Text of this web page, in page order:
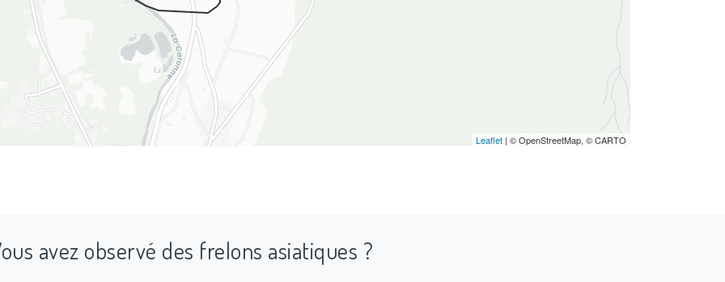
Leaflet | © OpenStreetMap, © CARTO
avez observé des frelons asiatiques ?